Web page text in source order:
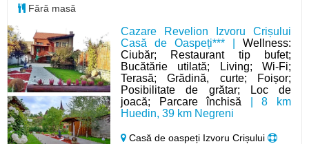
Cazare Revelion Izvoru Crișului
Casă de Oaspeți*** | Wellness:
Ciubăr; Restaurant tip bufet;
Bucătărie utilată; Living; Wi-Fi;
Terasă; Grădină, curte; Foișor;
Posibilitate de grătar; Loc de
joacă; Parcare închisă | 8 km
Huedin, 39 km Negreni
Casă de oaspeți Izvoru Crișului
Fără masă